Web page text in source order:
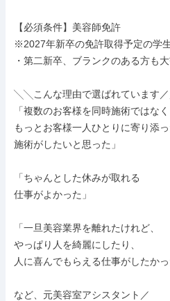
【必須条件】美容師免許
※2027年新卒の免許取得予定の学
・第二新卒、ブランクのある方も
╲╲こんな理由で選ばれています／
「複数のお客様を同時施術ではなく
もっとお客様一人ひとりに寄り添っ
施術がしたいと思った」
「ちゃんとした休みが取れる
仕事がよかった」
「一旦美容業界を離れたけれど、
やっぱり人を綺麗にしたり、
人に喜んでもらえる仕事がしたかっ
など、元美容室アシスタント／